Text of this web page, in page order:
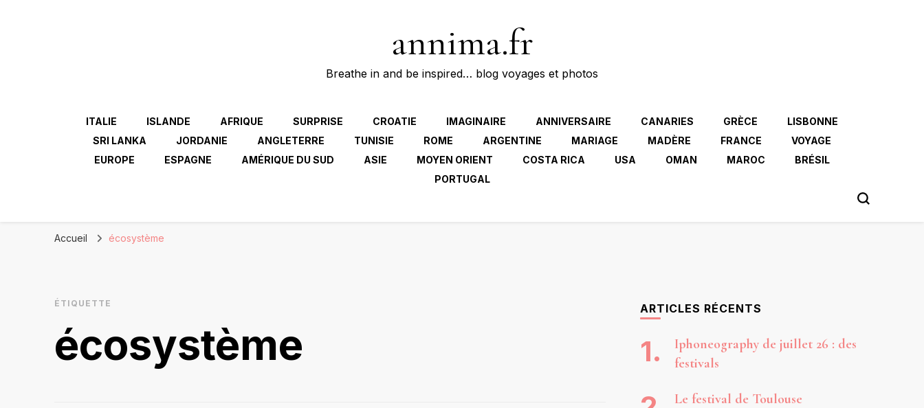
annima.fr
Breathe in and be inspired… blog voyages et photos
ITALIE ISLANDE AFRIQUE SURPRISE CROATIE IMAGINAIRE ANNIVERSAIRE CANARIES GRÈCE
LISBONNE
SRI LANKA
JORDANIE ANGLETERRE TUNISIE ROME ARGENTINE MARIAGE MADÈRE FRANCE
VOYAGE
EUROPE
ESPAGNE AMÉRIQUE DU SUD ASIE MOYEN ORIENT COSTA RICA USA OMAN MAROC
BRÉSIL
PORTUGAL
Accueil écosystème
ÉTIQUETTE
écosystème
ARTICLES RÉCENTS
Iphoneography de juillet 26 : des
festivals
Le festival de Toulouse